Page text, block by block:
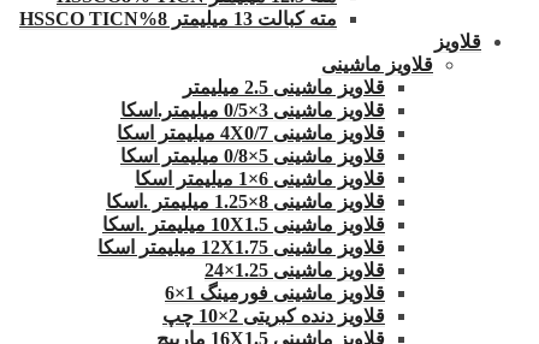
مته کبالت 13 میلیمتر 8%HSSCO TICN
قلاویز
قلاویز ماشینی
قلاویز ماشینی 2.5 میلیمتر
قلاویز ماشینی 3×0/5 میلیمتر.اسکا
قلاویز ماشینی 4X0/7 میلیمتر اسکا
قلاویز ماشینی 5×0/8 میلیمتر اسکا
قلاویز ماشینی 6×1 میلیمتر اسکا
قلاویز ماشینی 8×1.25 میلیمتر .اسکا
قلاویز ماشینی 10X1.5 میلیمتر .اسکا
قلاویز ماشینی 12X1.75 میلیمتر اسکا
قلاویز ماشینی 1.25×24
قلاویز ماشینی فورمینگ 1×6
قلاویز دنده کبریتی 2×10 چپ
قلاویز ماشینی 16X1.5 مارپیچ